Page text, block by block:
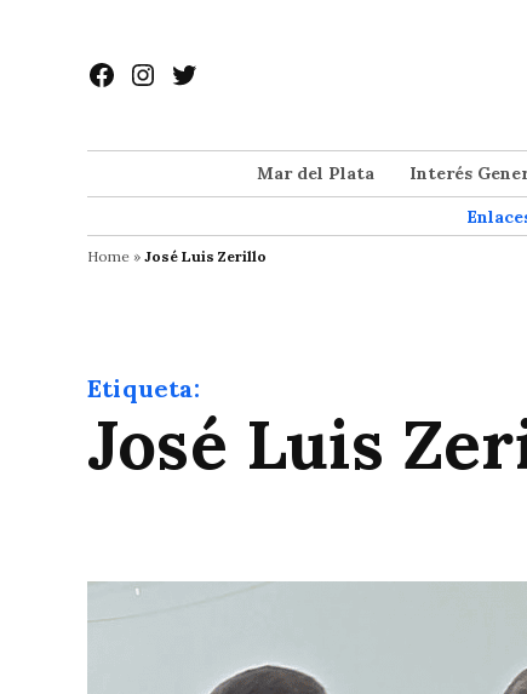
contenido
Facebook
Instagram
Twitter
Mar del Plata Interés
Home » José Luis Zerillo
Etiqueta:
José Luis